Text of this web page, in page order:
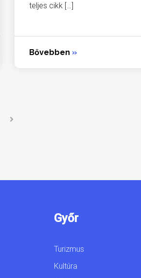
teljes cikk […]
Bővebben »
Győr
Turizmus
Kultúra